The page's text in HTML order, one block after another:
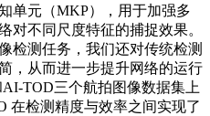
单元（MKP），用于加强多
对不同尺度特征的捕捉效果。
检测任务，我们还对传统检测
，从而进一步提升网络的运行
TOD三个航拍图像数据集上
在检测精度与效率之间实现了